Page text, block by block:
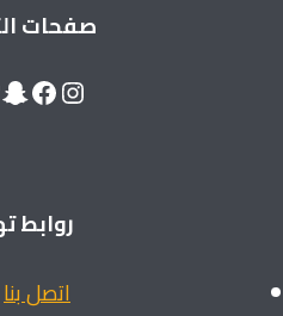
صفحات
روابط
اتصل بنا